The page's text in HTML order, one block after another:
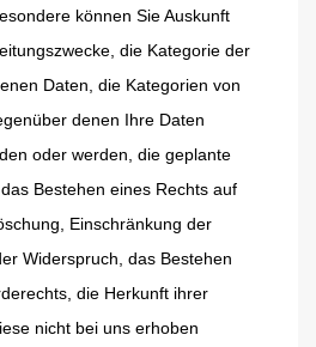
können Sie Auskunft
die Kategorie der
Daten, die Kategorien von
denen Ihre Daten
oder werden, die geplante
Bestehen eines Rechts auf
Einschränkung der
Widerspruch, das Bestehen
die Herkunft ihrer
nicht bei uns erhoben